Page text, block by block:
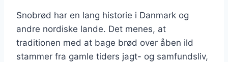
Snobrød har en lang historie i Danmark og
andre nordiske lande. Det menes, at
traditionen med at bage brød over åben ild
stammer fra gamle tiders jagt- og samfundsliv,